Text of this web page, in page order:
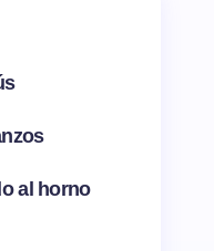
al horno